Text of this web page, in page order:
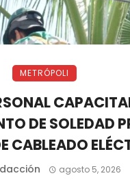
METRÓPOLI
DE SOLEDAD
CABLEADO
agosto 5, 2026